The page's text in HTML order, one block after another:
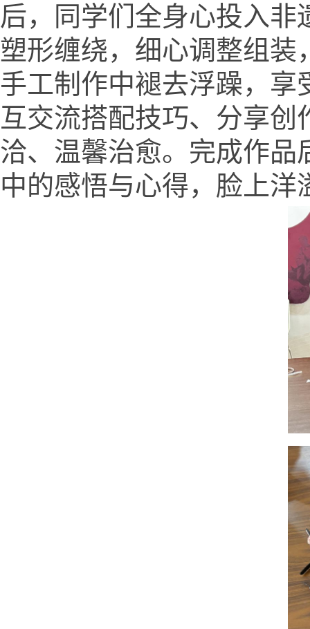
后，同学们全身心投入
塑形缠绕，细心调整组装
手工制作中褪去浮躁，
互交流搭配技巧、分享
洽、温馨治愈。完成作
中的感悟与心得，脸上洋